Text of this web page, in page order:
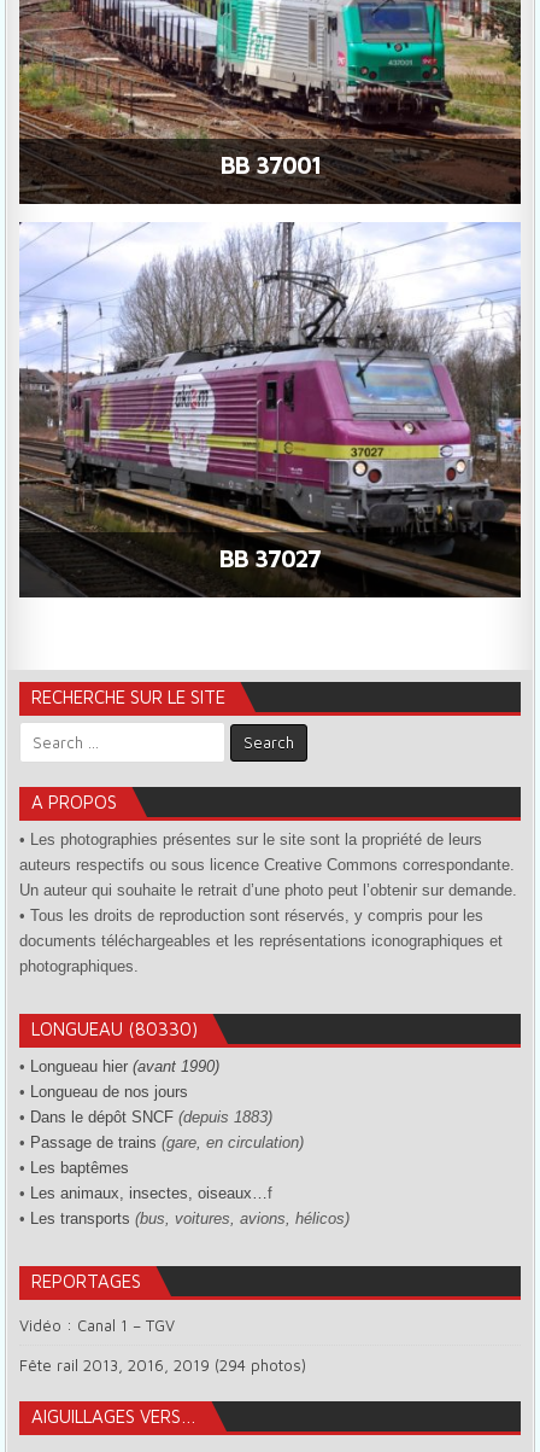
BB 37001
BB 37027
RECHERCHE SUR LE SITE
Search for:
A PROPOS
• Les photographies présentes sur le site sont la propriété de leurs
auteurs respectifs ou sous licence Creative Commons correspondante.
Un auteur qui souhaite le retrait d’une photo peut l’obtenir sur demande.
• Tous les droits de reproduction sont réservés, y compris pour les
documents téléchargeables et les représentations iconographiques et
photographiques.
LONGUEAU (80330)
• Longueau hier (avant 1990)
• Longueau de nos jours
• Dans le dépôt SNCF (depuis 1883)
• Passage de trains (gare, en circulation)
• Les baptêmes
• Les animaux, insectes, oiseaux…f
• Les transports (bus, voitures, avions, hélicos)
REPORTAGES
Vidéo : Canal 1 – TGV
Fête rail 2013, 2016, 2019 (294 photos)
AIGUILLAGES VERS…